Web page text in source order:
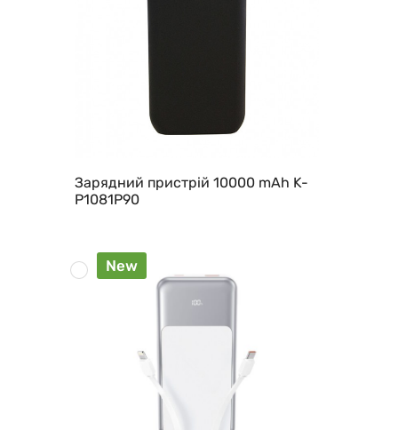
Зарядний пристрій 10000 mAh K-
P1081P90
New